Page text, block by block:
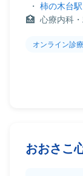
・ 柿の木台駅
心療内科
オンライン診療
おおさこ